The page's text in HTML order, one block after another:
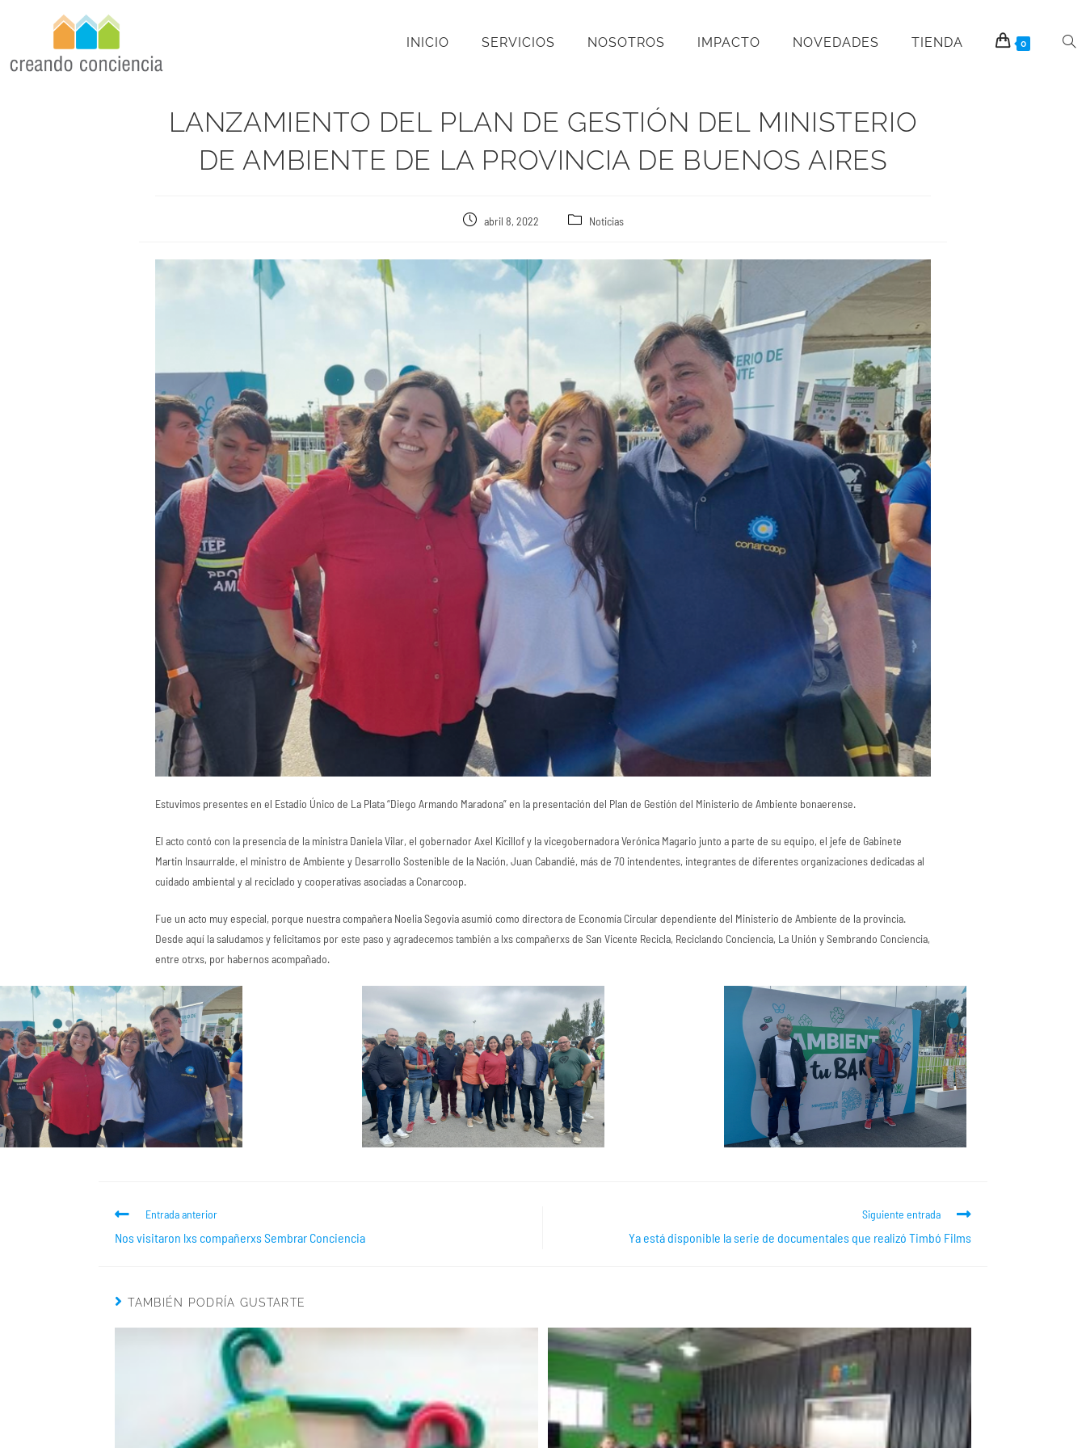
INICIO SERVICIOS NOSOTROS IMPACTO NOVEDADES TIENDA 0
LANZAMIENTO DEL PLAN DE GESTIÓN DEL MINISTERIO
DE AMBIENTE DE LA PROVINCIA DE BUENOS AIRES
abril 8, 2022 Noticias
Estuvimos presentes en el Estadio Único de La Plata “Diego Armando Maradona” en la presentación del Plan de Gestión del Ministerio de Ambiente bonaerense.
El acto contó con la presencia de la ministra Daniela Vilar, el gobernador Axel Kicillof y la vicegobernadora Verónica Magario junto a parte de su equipo, el jefe de Gabinete
Martin Insaurralde, el ministro de Ambiente y Desarrollo Sostenible de la Nación, Juan Cabandié, más de 70 intendentes, integrantes de diferentes organizaciones dedicadas al
cuidado ambiental y al reciclado y cooperativas asociadas a Conarcoop.
Fue un acto muy especial, porque nuestra compañera Noelia Segovia asumió como directora de Economía Circular dependiente del Ministerio de Ambiente de la provincia.
Desde aquí la saludamos y felicitamos por este paso y agradecemos también a lxs compañerxs de San Vicente Recicla, Reciclando Conciencia, La Unión y Sembrando Conciencia,
entre otrxs, por habernos acompañado.
Entrada anterior
Nos visitaron lxs compañerxs Sembrar Conciencia
Siguiente entrada
Ya está disponible la serie de documentales que realizó Timbó Films
TAMBIÉN PODRÍA GUSTARTE